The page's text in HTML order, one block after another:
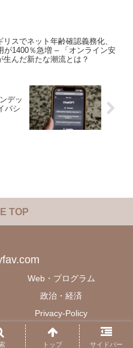
スでネット年齢確認義務化、
が1400％急増 – 「オンライン安
生んだ新たな潮流とは？
デッ
バシ
TOP
Web・プログラム
政治・経済
Privacy-Policy
トップ サイドバー